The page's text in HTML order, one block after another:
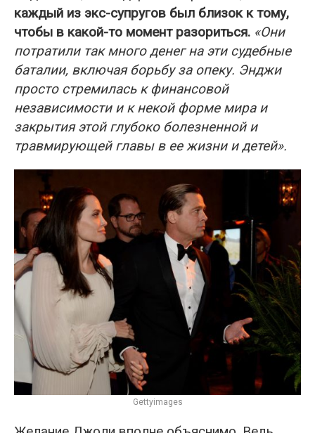
каждый из экс-супругов был близок к тому,
чтобы в какой-то момент разориться. «Они
потратили так много денег на эти судебные
баталии, включая борьбу за опеку. Энджи
просто стремилась к финансовой
независимости и к некой форме мира и
закрытия этой глубоко болезненной и
травмирующей главы в ее жизни и детей».
Gettyimages